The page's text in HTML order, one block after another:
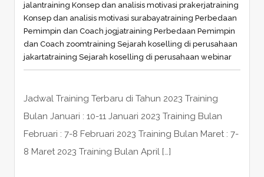
jalantraining Konsep dan analisis motivasi prakerjatraining
Konsep dan analisis motivasi surabayatraining Perbedaan
Pemimpin dan Coach jogjatraining Perbedaan Pemimpin
dan Coach zoomtraining Sejarah koselling di perusahaan
jakartatraining Sejarah koselling di perusahaan webinar
Jadwal Training Terbaru di Tahun 2023 Training
Bulan Januari : 10-11 Januari 2023 Training Bulan
Februari : 7-8 Februari 2023 Training Bulan Maret : 7-
8 Maret 2023 Training Bulan April […]